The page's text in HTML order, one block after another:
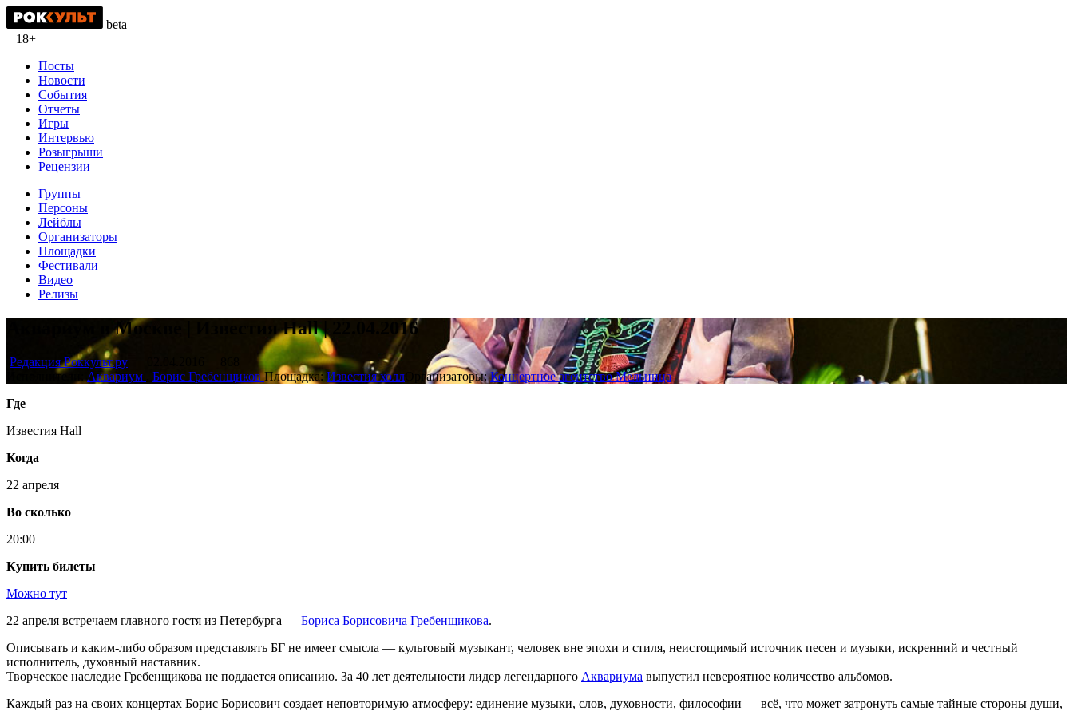
beta
18+
Посты
Новости
События
Отчеты
Игры
Интервью
Розыгрыши
Рецензии
Группы
Персоны
Лейблы
Организаторы
Площадки
Фестивали
Видео
Релизы
Аквариум в Москве | Известия Hall | 22.04.2016
Редакция Роккульт.ру
Исполнители: Аквариум Борис ГребенщиковПлощадка: Известия холл Организаторы:Концертное агентство Мельница
Где
Известия Hall
Когда
22 апреля
Во сколько
20:00
Купить билеты
Можно тут
22 апреля встречаем главного гостя из Петербурга — Бориса Борисовича Гребенщикова.
Описывать и каким-либо образом представлять БГ не имеет смысла — культовый музыкант, человек вне эпохи и стиля, неистощимый источник песен и музыки, искренний и честный
исполнитель, духовный наставник.
Творческое наследие Гребенщикова не поддается описанию. За 40 лет деятельности лидер легендарного Аквариума выпустил невероятное количество альбомов.
Каждый раз на своих концертах Борис Борисович создает неповторимую атмосферу: единение музыки, слов, духовности, философии — всё, что может затронуть самые тайные стороны души,